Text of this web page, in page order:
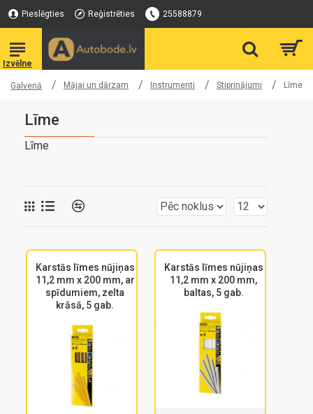
Pieslēgties Reģistrēties 25588879
Galvenā Mājai un dārzam Instrumenti Stiprinājumi Līme
Līme
Līme
Karstās līmes nūjiņas
11,2 mm x 200 mm, ar
spīdumiem, zelta
krāsā, 5 gab.
Karstās līmes nūjiņas
11,2 mm x 200 mm,
baltas, 5 gab.